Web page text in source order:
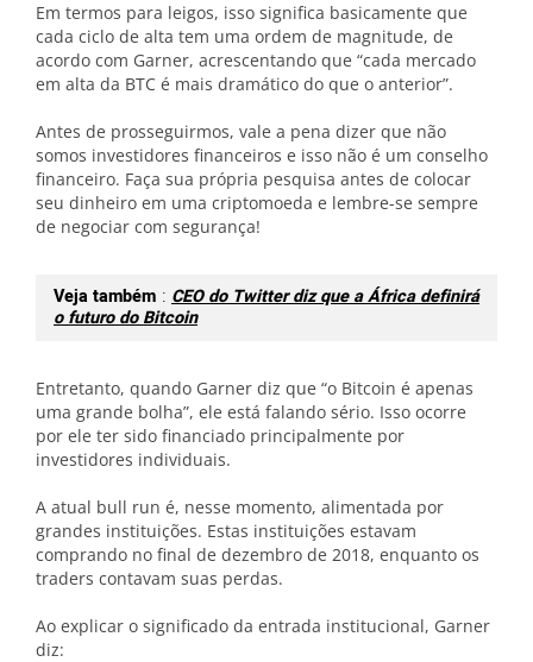
Em termos para leigos, isso significa basicamente que
cada ciclo de alta tem uma ordem de magnitude, de
acordo com Garner, acrescentando que “cada mercado
em alta da BTC é mais dramático do que o anterior”.
Antes de prosseguirmos, vale a pena dizer que não
somos investidores financeiros e isso não é um conselho
financeiro. Faça sua própria pesquisa antes de colocar
seu dinheiro em uma criptomoeda e lembre-se sempre
de negociar com segurança!
Veja também : CEO do Twitter diz que a África definirá
o futuro do Bitcoin
Entretanto, quando Garner diz que “o Bitcoin é apenas
uma grande bolha”, ele está falando sério. Isso ocorre
por ele ter sido financiado principalmente por
investidores individuais.
A atual bull run é, nesse momento, alimentada por
grandes instituições. Estas instituições estavam
comprando no final de dezembro de 2018, enquanto os
traders contavam suas perdas.
Ao explicar o significado da entrada institucional, Garner
diz: